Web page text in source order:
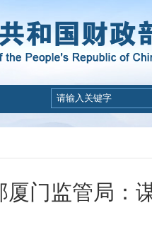
厦门监管局：